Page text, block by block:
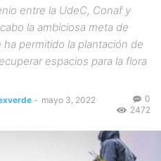
entre la UdeC, Conaf y
la ambiciosa meta de
permitido la plantación de
espacios para la flora
- mayo 3, 2022
0
2472